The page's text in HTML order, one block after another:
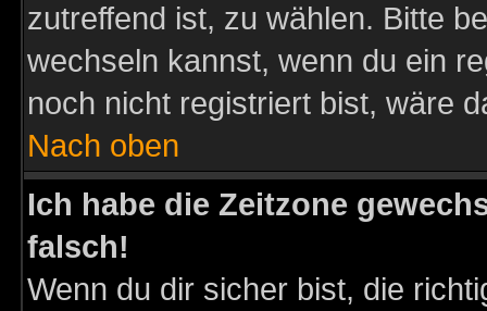
zutreffend ist, zu wählen. Bitte
wechseln kannst, wenn du ein
noch nicht registriert bist, wäre
Nach oben
Ich habe die Zeitzone
falsch!
Wenn du dir sicher bist, die